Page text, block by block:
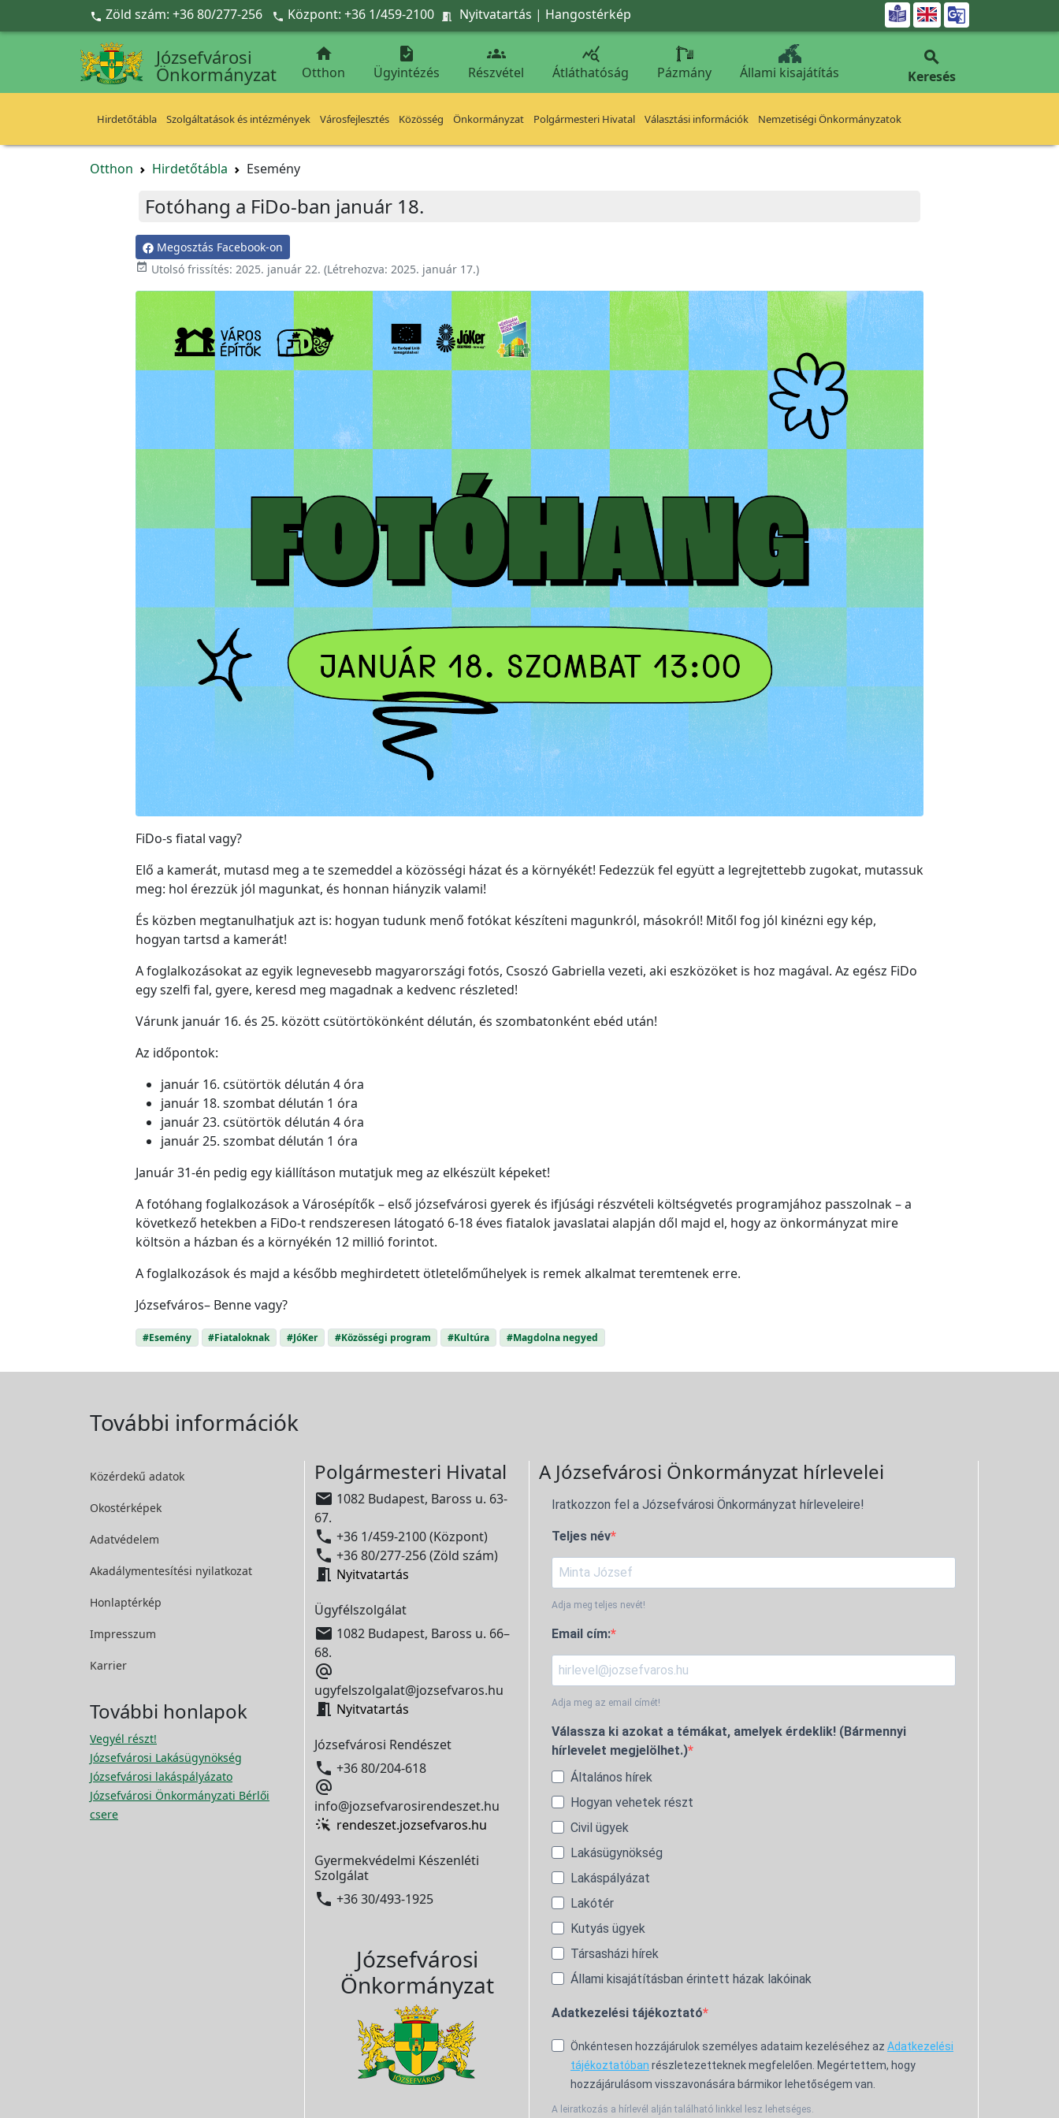
Ugrás a fő tartalomra
 Zöld szám: +36 80/277-256  Központ: +36 1/459-2100  Nyitvatartás | Hangostérkép 
Józsefvárosi
Önkormányzat

Otthon

Ügyintézés

Részvétel

Átláthatóság Pázmány Állami kisajátítás

Keresés
Hirdetőtábla Szolgáltatások és intézmények Városfejlesztés Közösség Önkormányzat Polgármesteri Hivatal Választási információk Nemzetiségi Önkormányzatok
Otthon Hirdetőtábla Esemény
Fotóhang a FiDo-ban január 18.
Megosztás Facebook-on
 Utolsó frissítés: 2025. január 22. (Létrehozva: 2025. január 17.)
FiDo-s fiatal vagy?
Elő a kamerát, mutasd meg a te szemeddel a közösségi házat és a környékét! Fedezzük fel együtt a legrejtettebb zugokat, mutassuk
meg: hol érezzük jól magunkat, és honnan hiányzik valami!
És közben megtanulhatjuk azt is: hogyan tudunk menő fotókat készíteni magunkról, másokról! Mitől fog jól kinézni egy kép,
hogyan tartsd a kamerát!
A foglalkozásokat az egyik legnevesebb magyarországi fotós, Csoszó Gabriella vezeti, aki eszközöket is hoz magával. Az egész FiDo
egy szelfi fal, gyere, keresd meg magadnak a kedvenc részleted!
Várunk január 16. és 25. között csütörtökönként délután, és szombatonként ebéd után!
Az időpontok:
január 16. csütörtök délután 4 óra
január 18. szombat délután 1 óra
január 23. csütörtök délután 4 óra
január 25. szombat délután 1 óra
Január 31-én pedig egy kiállításon mutatjuk meg az elkészült képeket!
A fotóhang foglalkozások a Városépítők – első józsefvárosi gyerek és ifjúsági részvételi költségvetés programjához passzolnak – a
következő hetekben a FiDo-t rendszeresen látogató 6-18 éves fiatalok javaslatai alapján dől majd el, hogy az önkormányzat mire
költsön a házban és a környékén 12 millió forintot.
A foglalkozások és majd a később meghirdetett ötletelőműhelyek is remek alkalmat teremtenek erre.
Józsefváros– Benne vagy?
#Esemény #Fiataloknak #JóKer #Közösségi program #Kultúra #Magdolna negyed
További információk
Közérdekű adatok
Okostérképek
Adatvédelem
Akadálymentesítési nyilatkozat
Honlaptérkép
Impresszum
Karrier
További honlapok
Vegyél részt!
Józsefvárosi Lakásügynökség
Józsefvárosi lakáspályázato
Józsefvárosi Önkormányzati Bérlői
csere
Polgármesteri Hivatal
 1082 Budapest, Baross u. 63-
67.
 +36 1/459-2100 (Központ)
 +36 80/277-256 (Zöld szám)
 Nyitvatartás
Ügyfélszolgálat
 1082 Budapest, Baross u. 66–
68.

ugyfelszolgalat@jozsefvaros.hu
 Nyitvatartás
Józsefvárosi Rendészet
 +36 80/204-618

info@jozsefvarosirendeszet.hu
rendeszet.jozsefvaros.hu
Gyermekvédelmi Készenléti
Szolgálat
 +36 30/493-1925
Józsefvárosi
Önkormányzat
A Józsefvárosi Önkormányzat hírlevelei
Iratkozzon fel a Józsefvárosi Önkormányzat hírleveleire!
Teljes név
Adja meg teljes nevét!
Email cím:
Adja meg az email címét!
Válassza ki azokat a témákat, amelyek érdeklik! (Bármennyi
hírlevelet megjelölhet.)
Általános hírek
Hogyan vehetek részt
Civil ügyek
Lakásügynökség
Lakáspályázat
Lakótér
Kutyás ügyek
Társasházi hírek
Állami kisajátításban érintett házak lakóinak
Adatkezelési tájékoztató
Önkéntesen hozzájárulok személyes adataim kezeléséhez az Adatkezelési
tájékoztatóban részletezetteknek megfelelően. Megértettem, hogy
hozzájárulásom visszavonására bármikor lehetőségem van.
A leiratkozás a hírlevél alján található linkkel lesz lehetséges.